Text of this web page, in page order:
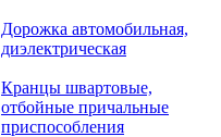
Дорожка автомобильная,
диэлектрическая
Кранцы швартовые,
отбойные причальные
приспособления